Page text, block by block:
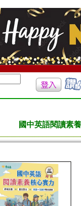
國中英語閱讀素